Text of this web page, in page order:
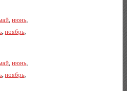
, июнь,
, ноябрь,
, июнь,
, ноябрь,